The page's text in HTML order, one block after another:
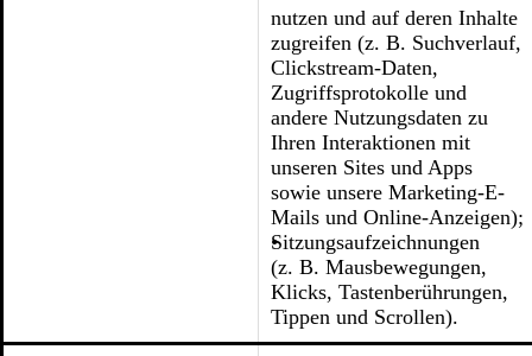
nutzen und auf deren Inhalte
zugreifen (z. B. Suchverlauf,
Clickstream-Daten,
Zugriffsprotokolle und
andere Nutzungsdaten zu
Ihren Interaktionen mit
unseren Sites und Apps
sowie unsere Marketing-E-
Mails und Online-Anzeigen);
Sitzungsaufzeichnungen
(z. B. Mausbewegungen,
Klicks, Tastenberührungen,
Tippen und Scrollen).